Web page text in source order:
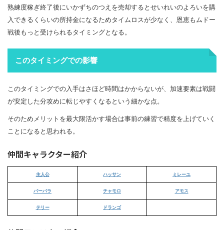
熟練度稼ぎ終了後にいかずちのつえを売却するとせいれいのよろいを購
入できるくらいの所持金になるためタイムロスが少なく、恩恵もムドー
戦後もっと受けられるタイミングとなる。
このタイミングでの影響
このタイミングでの入手はさほど時間はかからないが、加速要素は戦闘
が安定した分攻めに転じやすくなるという細かな点。
そのためメリットを最大限活かす場合は事前の練習で精度を上げていく
ことになると思われる。
仲間キャラクター紹介
主人公 ハッサン ミレーユ
バーバラ チャモロ アモス
テリー ドランゴ